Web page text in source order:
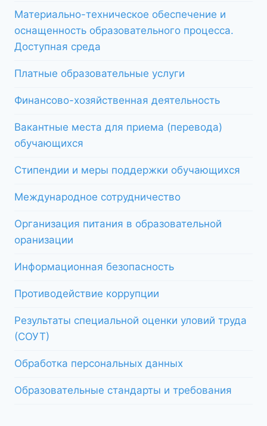
Материально-техническое обеспечение и
оснащенность образовательного процесса.
Доступная среда
Платные образовательные услуги
Финансово-хозяйственная деятельность
Вакантные места для приема (перевода)
обучающихся
Стипендии и меры поддержки обучающихся
Международное сотрудничество
Организация питания в образовательной
оранизации
Информационная безопасность
Противодействие коррупции
Результаты специальной оценки уловий труда
(СОУТ)
Обработка персональных данных
Образовательные стандарты и требования